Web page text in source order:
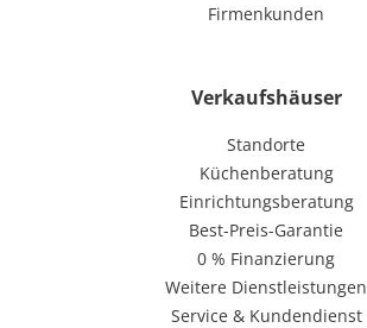
Firmenkunden
Verkaufshäuser
Standorte
Küchenberatung
Einrichtungsberatung
Best-Preis-Garantie
0 % Finanzierung
Weitere Dienstleistungen
Service & Kundendienst